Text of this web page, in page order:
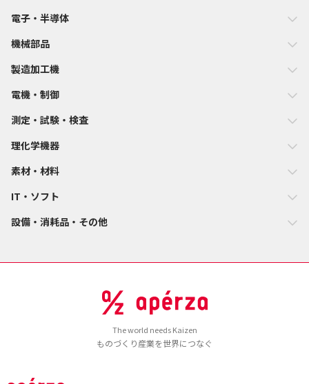
ホームページアドレス http://www.hirayama-hmc.co.jp/
電子・半導体
機械部品
製造加工機
電機・制御
測定・試験・検査
理化学機器
素材・材料
IT・ソフト
設備・消耗品・その他
The world needs Kaizen
ものづくり産業を世界につなぐ